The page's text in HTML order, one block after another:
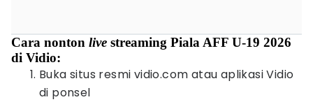
Cara nonton live streaming Piala AFF U-19 2026
di Vidio:
Buka situs resmi vidio.com atau aplikasi Vidio
di ponsel